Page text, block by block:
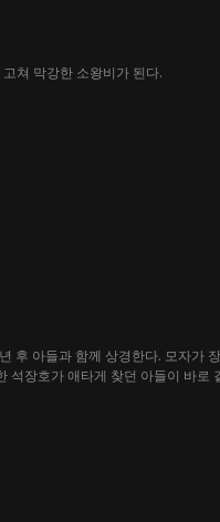
쳐 막강한 소왕비가 된다.
후 아들과 함께 상경한다. 모자가
장호가 애타게 찾던 아들이 바로